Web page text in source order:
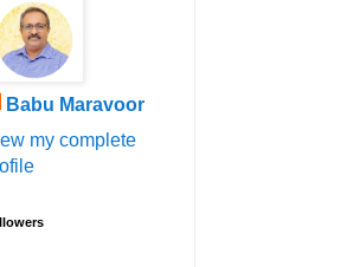
Babu Maravoor
my complete